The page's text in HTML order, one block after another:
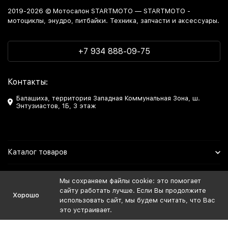
2019-2026 © Мотосалон STARTMOTO — STARTMOTO -
мотоциклы, энудро, питбайки. Техника, запчасти и аксессуары.
+7 934 888-09-75
Контакты:
Балашиха, территория Западная Коммунальная Зона, ш.
Энтузиастов, 1Б, 3 этаж
Каталог товаров
Мы в Соцсетях
Хорошо
Мы сохраняем файлы cookie: это помогает
сайту работать лучше. Если Вы продолжите
использовать сайт, мы будем считать, что Вас
это устраивает.